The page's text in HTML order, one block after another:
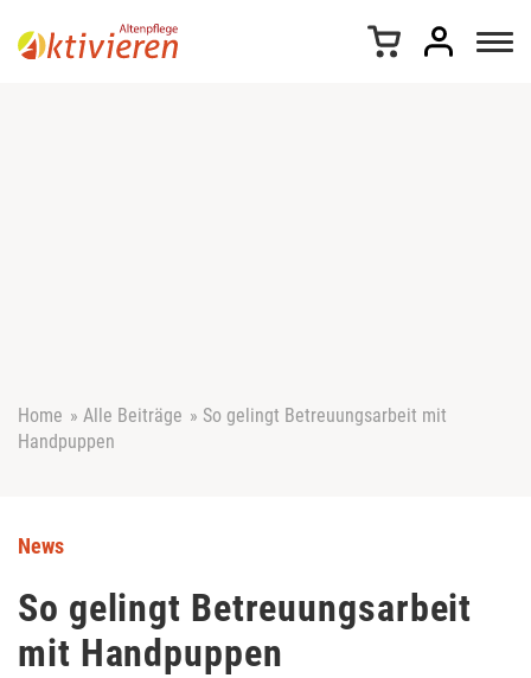
Home » Alle Beiträge » So gelingt Betreuungsarbeit mit
Handpuppen
News
So gelingt Betreuungsarbeit
mit Handpuppen